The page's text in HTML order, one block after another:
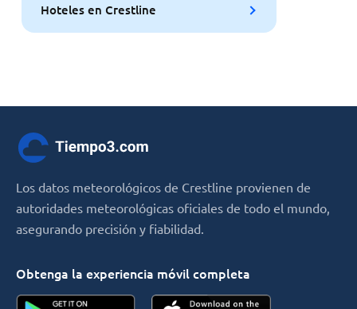
Hoteles en Crestline
Los datos meteorológicos de Crestline provienen de
autoridades meteorológicas oficiales de todo el mundo,
asegurando precisión y fiabilidad.
Obtenga la experiencia móvil completa